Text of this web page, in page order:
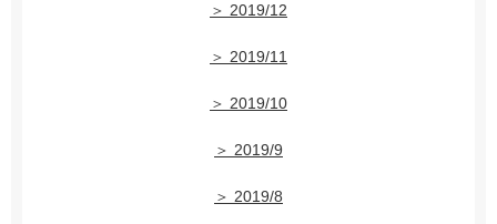
＞ 2019/12
＞ 2019/11
＞ 2019/10
＞ 2019/9
＞ 2019/8